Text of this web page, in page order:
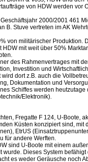
von HDW werden vor
2000/2001 461
B. Stuve vertreten im AK
von militärischer Produktion.
HDW mit weit über 50%
des Rahmenvertrages mit
Investition und
dort z.B. auch die
Dokumentation und
Schiffes werden
Elektronik).
Fregatte F 124, U-Boote,
Küsten konzipiert sind,
EtrUS
für andere Werften.
sind U-Boote mit einem
wurde. Dieses System
es weder Geräusche noch